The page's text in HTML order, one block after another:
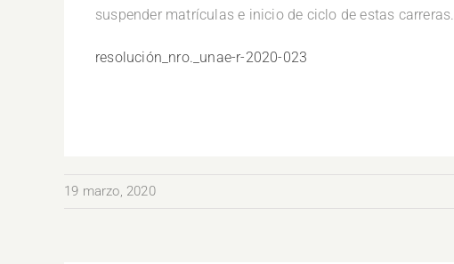
suspender matrículas e inicio de ciclo de estas carreras.
resolución_nro._unae-r-2020-023
19 marzo, 2020